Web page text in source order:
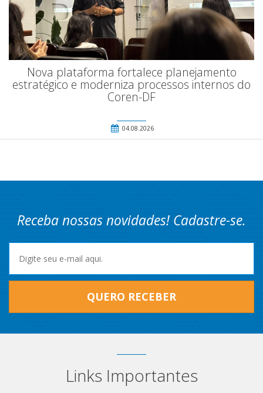
Nova plataforma fortalece planejamento
estratégico e moderniza processos internos do
Coren-DF
04.08.2026
Receba nossas novidades! Cadastre-se.
QUERO RECEBER
Links Importantes